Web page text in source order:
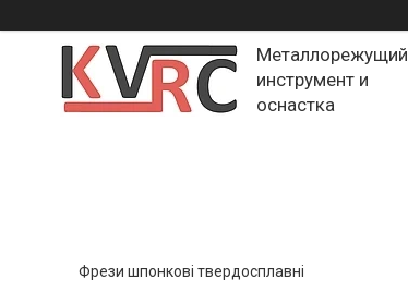
Металлорежущий
инструмент и
оснастка
Фрези шпонкові твердосплавні